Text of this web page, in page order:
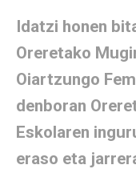
Idatzi honen
Oreretako
Oiartzungo
denboran
Eskolaren
eraso eta